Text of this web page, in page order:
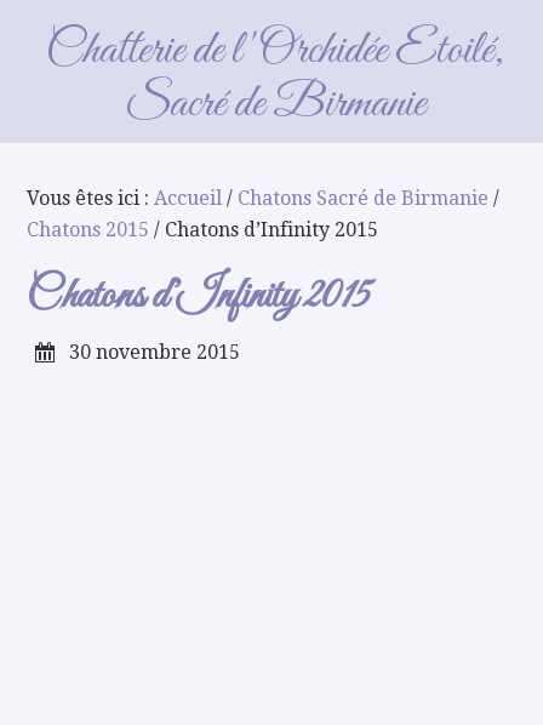
Chatterie de l'Orchidée Etoilé,
Sacré de Birmanie
Chatons d’Infinity 2015
Vous êtes ici :Accueil / Chatons Sacré de Birmanie /
Chatons 2015 / Chatons d’Infinity 2015
Chatons d’Infinity 2015
30 novembre 2015